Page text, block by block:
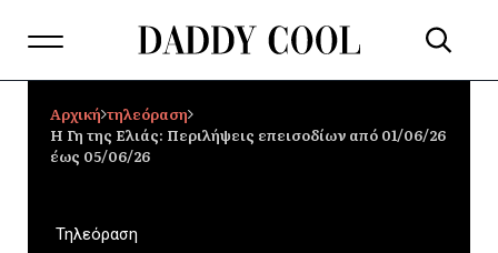
Αρχική τηλεόραση
Η Γη της Ελιάς: Περιλήψεις επεισοδίων από 01/06/26
έως 05/06/26
Τηλεόραση